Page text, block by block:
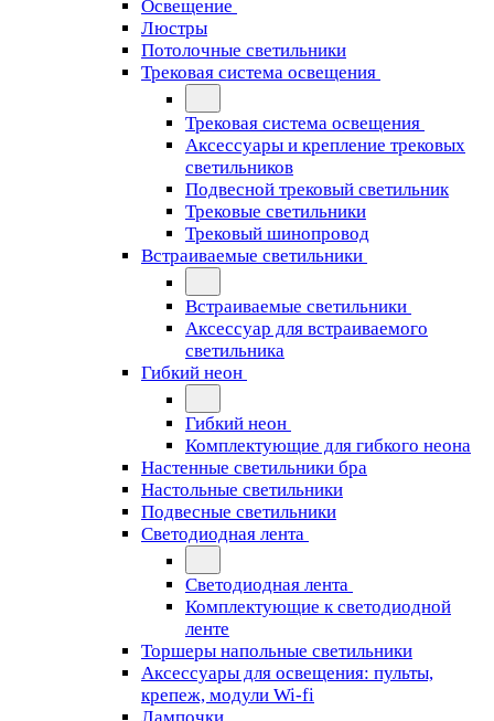
Освещение
Люстры
Потолочные светильники
Трековая система освещения
Трековая система освещения
Аксессуары и крепление трековых
светильников
Подвесной трековый светильник
Трековые светильники
Трековый шинопровод
Встраиваемые светильники
Встраиваемые светильники
Аксессуар для встраиваемого
светильника
Гибкий неон
Гибкий неон
Комплектующие для гибкого неона
Настенные светильники бра
Настольные светильники
Подвесные светильники
Светодиодная лента
Светодиодная лента
Комплектующие к светодиодной
ленте
Торшеры напольные светильники
Аксессуары для освещения: пульты,
крепеж, модули Wi-fi